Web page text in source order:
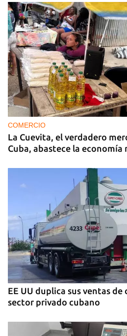
MIAMI
La hija de un diplomático
EE UU en 2003 está bajo
COMERCIO
La Cuevita, el verdadero
Cuba, abastece la economía
EE UU duplica sus ventas
sector privado cubano